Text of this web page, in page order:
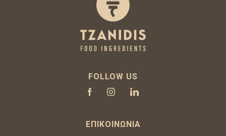
FOLLOW US
ΕΠΙΚΟΙΝΩΝΊΑ